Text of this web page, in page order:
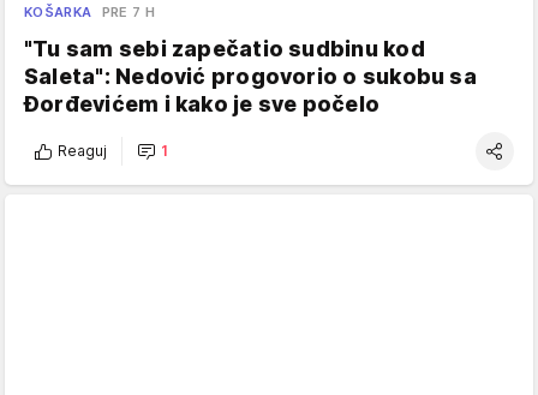
KOŠARKA PRE 7 H
"Tu sam sebi zapečatio sudbinu kod
Saleta": Nedović progovorio o sukobu sa
Đorđevićem i kako je sve počelo
Reaguj 1